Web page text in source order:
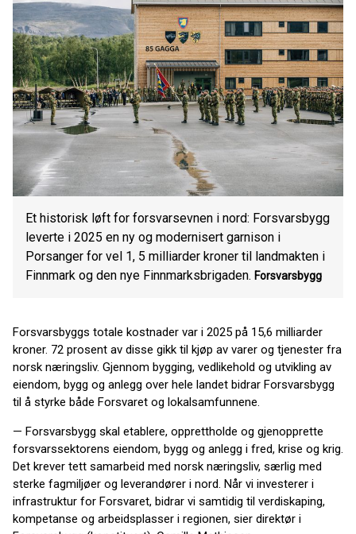
Et historisk løft for forsvarsevnen i nord: Forsvarsbygg
leverte i 2025 en ny og modernisert garnison i
Porsanger for vel 1, 5 milliarder kroner til landmakten i
Finnmark og den nye Finnmarksbrigaden. Forsvarsbygg
Forsvarsbyggs totale kostnader var i 2025 på 15,6 milliarder
kroner. 72 prosent av disse gikk til kjøp av varer og tjenester fra
norsk næringsliv. Gjennom bygging, vedlikehold og utvikling av
eiendom, bygg og anlegg over hele landet bidrar Forsvarsbygg
til å styrke både Forsvaret og lokalsamfunnene.
— Forsvarsbygg skal etablere, opprettholde og gjenopprette
forsvarssektorens eiendom, bygg og anlegg i fred, krise og krig.
Det krever tett samarbeid med norsk næringsliv, særlig med
sterke fagmiljøer og leverandører i nord. Når vi investerer i
infrastruktur for Forsvaret, bidrar vi samtidig til verdiskaping,
kompetanse og arbeidsplasser i regionen, sier direktør i